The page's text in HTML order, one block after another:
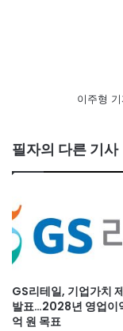
이주형
필자의 다른 기사
GS리테일, 기업가치
발표…2028년 영업
억 원 목표